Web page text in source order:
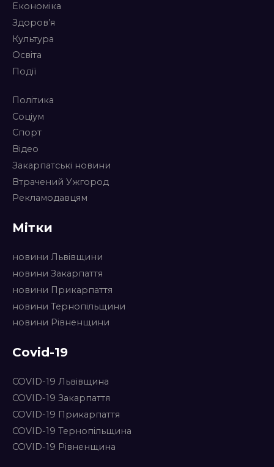
Економіка
Здоров’я
Культура
Освіта
Події
Політика
Соціум
Спорт
Відео
Закарпатські новини
Втрачений Ужгород
Рекламодавцям
Мітки
новини Львівщини
новини Закарпаття
новини Прикарпаття
новини Тернопільщини
новини Рівненщини
Covid-19
COVID-19 Львівщина
COVID-19 Закарпаття
COVID-19 Прикарпаття
COVID-19 Тернопільщина
COVID-19 Рівненщина